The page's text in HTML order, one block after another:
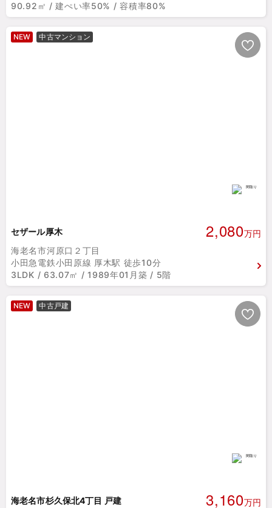
90.92㎡ / 建ぺい率50% / 容積率80%
NEW 中古マンション
セザール厚木 2,080万円
海老名市河原口２丁目
小田急電鉄小田原線 厚木駅 徒歩10分
3LDK / 63.07㎡ / 1989年01月築 / 5階
NEW 中古戸建
海老名市杉久保北4丁目 戸建 3,160万円